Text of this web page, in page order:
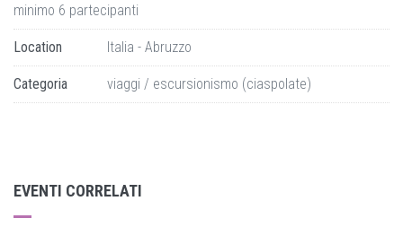
minimo 6 partecipanti
Location Italia - Abruzzo
Categoria viaggi / escursionismo (ciaspolate)
EVENTI CORRELATI